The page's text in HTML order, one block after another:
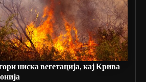
ниска вегетација, кај Крива